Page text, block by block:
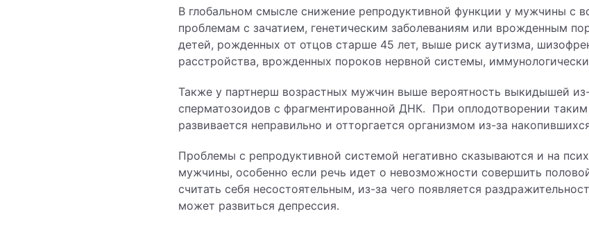
В глобальном смысле снижение репродуктивной функции у мужчины с
проблемам с зачатием, генетическим заболеваниям или врожденным
детей, рожденных от отцов старше 45 лет, выше риск аутизма,
расстройства, врожденных пороков нервной системы,
Также у партнерш возрастных мужчин выше вероятность выкидышей
сперматозоидов с фрагментированной ДНК. При оплодотворении
развивается неправильно и отторгается организмом из-за
Проблемы с репродуктивной системой негативно сказываются и на
мужчины, особенно если речь идет о невозможности совершить
считать себя несостоятельным, из-за чего появляется
может развиться депрессия.